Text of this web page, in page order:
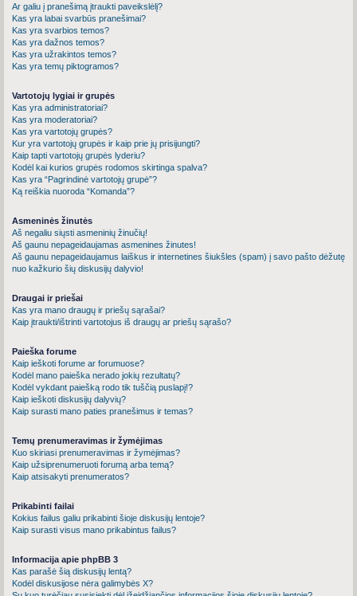
Ar galiu į pranešimą įtraukti paveikslėlį?
Kas yra labai svarbūs pranešimai?
Kas yra svarbios temos?
Kas yra dažnos temos?
Kas yra užrakintos temos?
Kas yra temų piktogramos?
Vartotojų lygiai ir grupės
Kas yra administratoriai?
Kas yra moderatoriai?
Kas yra vartotojų grupės?
Kur yra vartotojų grupės ir kaip prie jų prisijungti?
Kaip tapti vartotojų grupės lyderiu?
Kodėl kai kurios grupės rodomos skirtinga spalva?
Kas yra “Pagrindinė vartotojų grupė”?
Ką reiškia nuoroda “Komanda”?
Asmeninės žinutės
Aš negaliu siųsti asmeninių žinučių!
Aš gaunu nepageidaujamas asmenines žinutes!
Aš gaunu nepageidaujamus laiškus ir internetines šiukšles (spam) į savo pašto dėžutę
nuo kažkurio šių diskusijų dalyvio!
Draugai ir priešai
Kas yra mano draugų ir priešų sąrašai?
Kaip įtraukti/ištrinti vartotojus iš draugų ar priešų sąrašo?
Paieška forume
Kaip ieškoti forume ar forumuose?
Kodėl mano paieška nerado jokių rezultatų?
Kodėl vykdant paiešką rodo tik tuščią puslapį!?
Kaip ieškoti diskusijų dalyvių?
Kaip surasti mano paties pranešimus ir temas?
Temų prenumeravimas ir žymėjimas
Kuo skiriasi prenumeravimas ir žymėjimas?
Kaip užsiprenumeruoti forumą arba temą?
Kaip atsisakyti prenumeratos?
Prikabinti failai
Kokius failus galiu prikabinti šioje diskusijų lentoje?
Kaip surasti visus mano prikabintus failus?
Informacija apie phpBB 3
Kas parašė šią diskusijų lentą?
Kodėl diskusijose nėra galimybės X?